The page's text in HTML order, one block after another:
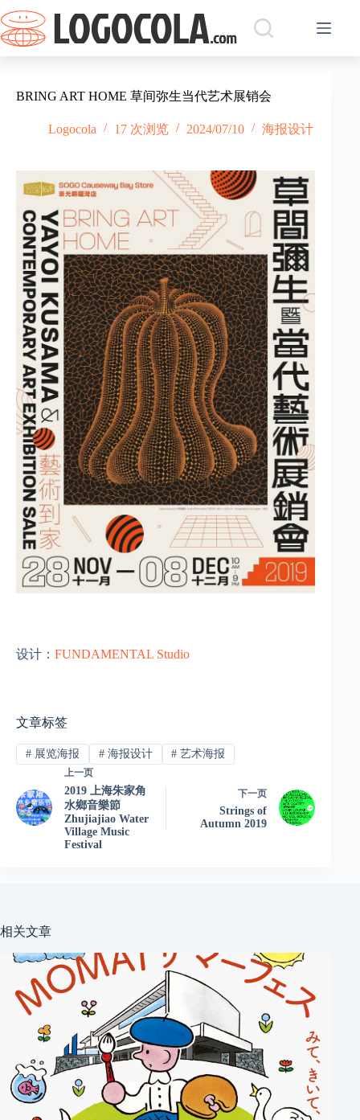
过
内
容
BRING ART HOME 草间弥生当代艺术展销会
Logocola 17 次浏览 2024/07/10 海报设计
设计： FUNDAMENTAL Studio
文章标签
#展览海报 #海报设计 # 艺术海报
上一页
2019 上海朱家角
水鄉音樂節
Zhujiajiao Water
Village Music
Festival
下一页
Strings of
Autumn 2019
相关文章